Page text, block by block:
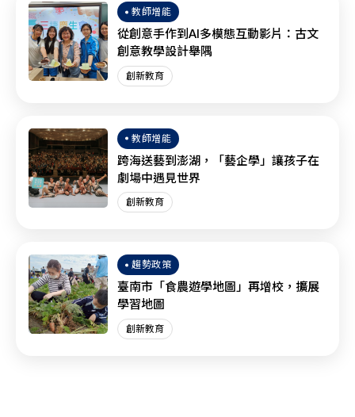
教師增能
從創意手作到AI多模態互動影片：古文
創意教學設計舉隅
創新教育
教師增能
跨海送藝到澎湖，「藝企學」讓孩子在
劇場中遇見世界
創新教育
趨勢政策
臺南市「食農遊學地圖」再增校，擴展
學習地圖
創新教育